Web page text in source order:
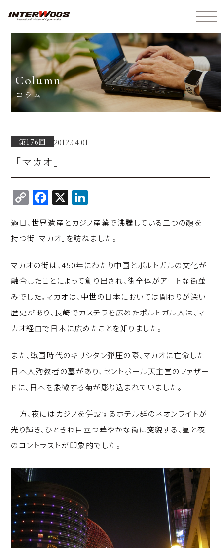
column
コラム
第176回 2012.04.01
「マカオ」
C
o
p
y
Li
n
k
F
a
c
e
b
o
o
k
X
n
k
e
d
I
n
過日、世界遺産とカジノ産業で沸騰している二つの顔を
持つ街「マカオ」を訪ねました。
マカオの街は、450年にわたり中国とポルトガルの文化が
融合したことによって創り出され、街全体がアートな街並
みでした。マカオは、中世の日本においては関わりが深い
歴史があり、長崎でカステラを広めたポルトガル人は、マ
カオ経由で日本に広めたことを知りました。
また、戦国時代のキリシタン弾圧の際、マカオに亡命した
日本人殉教者の墓があり、セントポール天主堂のファザー
ドに、日本を象徴する菊が彫り込まれていました。
一方、夜にはカジノを併設するホテル群のネオンライトが
光り輝き、ひときわ目立つ華やかな街に変貌する、昼と夜
のコントラストが印象的でした。